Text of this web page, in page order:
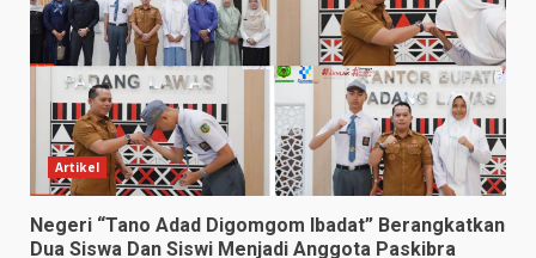
Artikel
Negeri “Tano Adad Digomgom Ibadat” Berangkatkan
Dua Siswa Dan Siswi Menjadi Anggota Paskibra